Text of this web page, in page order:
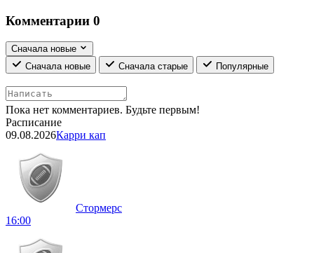
Комментарии 0
Сначала новые
Сначала новые
Сначала старые Популярные
Пока нет комментариев. Будьте первым!
Расписание
09.08.2026Карри кап
Стормерс
16:00